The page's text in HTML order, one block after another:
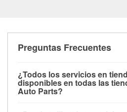
Preguntas Frecuentes
¿Todos los servicios en
disponibles en todas las
Auto Parts?